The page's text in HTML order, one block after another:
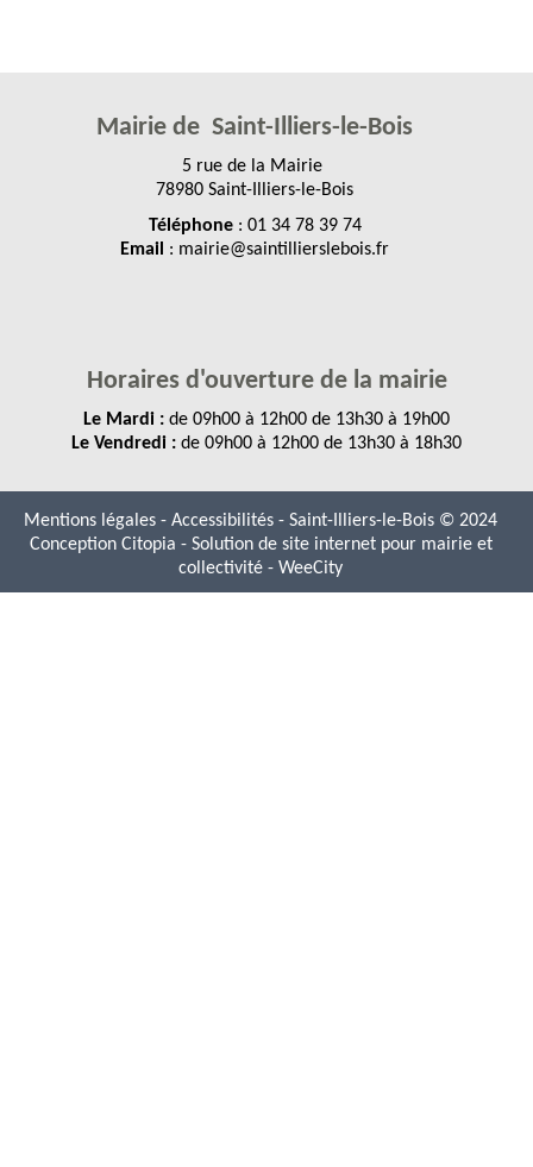
Mairie de Saint-Illiers-le-Bois
5 rue de la Mairie
78980 Saint-Illiers-le-Bois
Téléphone: 01 34 78 39 74
Email : mairie@saintillierslebois.fr
Horaires d'ouverture de la mairie
Le Mardi : de 09h00 à 12h00 de 13h30 à 19h00
Le Vendredi : de 09h00 à 12h00 de 13h30 à 18h30
Mentions légales - Accessibilités - Saint-Illiers-le-Bois © 2024
Conception Citopia - Solution de site internet pour mairie et
collectivité - WeeCity